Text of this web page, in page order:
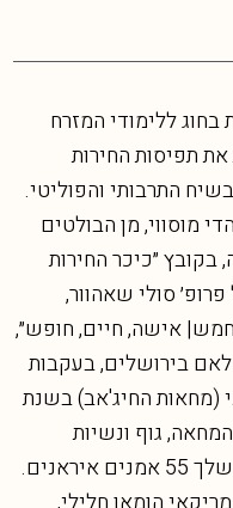
בחוג ללימודי המזרח
את תפיסות החירות
התרבותי והפוליטי.
מוסווי, מן הבולטים
בקובץ ״כיכר החירות
סולי שאהוור,
אישה, חיים, חופש״,
האסלאם בירושלים, בעקבות
(מחאות החיג'אב) בשנת
המחאה, גוף ונשיות
באמצעות יצירות בהשראת המחאה שלך 55 אמנים איראנים.